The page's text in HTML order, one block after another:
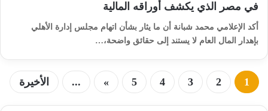
في مصر الذي يكشف أوراقه المالية
أكد الإعلامي محمد شبانة أن ما يثار بشأن اتهام مجلس إدارة الأهلي
بإهدار المال العام لا يستند إلى حقائق واضحة،…
1
2
3
4
5
»
... الأخيرة